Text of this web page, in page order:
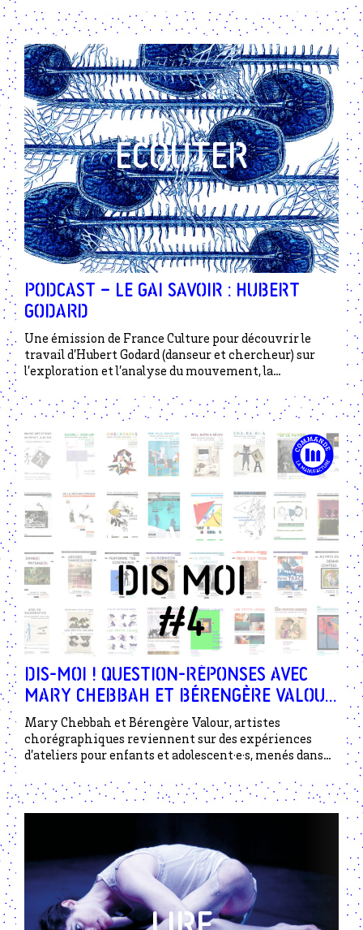
Podcast – Le gai savoir : Hubert
Godard
Une émission de France Culture pour découvrir le
travail d’Hubert Godard (danseur et chercheur) sur
l’exploration et l’analyse du mouvement, la
DIS-MOI ! QUESTION-RÉPONSES AVEC
Mary Chebbah et Bérengère Valour
autour du projet LIEUES
Mary Chebbah et Bérengère Valour, artistes
chorégraphiques reviennent sur des expériences
d’ateliers pour enfants et adolescent·e·s, menés dans
croisement d’autres pratiques créatives et
sensorielles.